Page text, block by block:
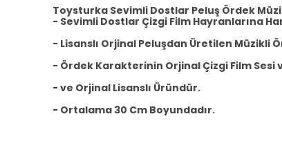
Toysturka Sevimli Dostlar Peluş Ördek
- Sevimli Dostlar Çizgi Film Hayranlarına
- Lisanslı Orjinal Peluşdan Üretilen Müzikli
- Ördek Karakterinin Orjinal Çizgi Film Sesi
- ve Orjinal Lisanslı Üründür.
- Ortalama 30 Cm Boyundadır.